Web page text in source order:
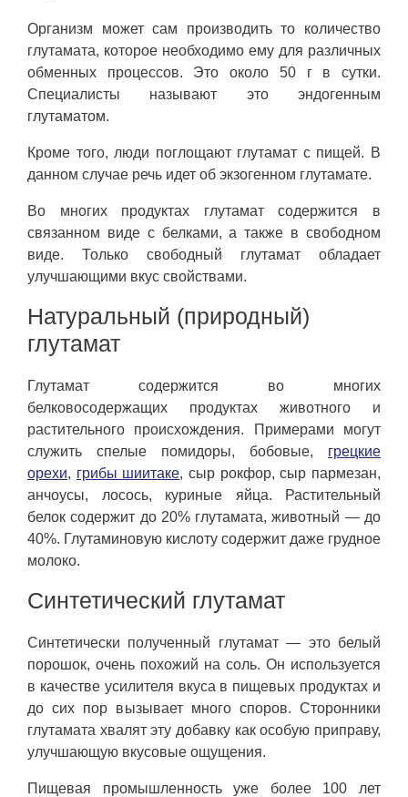
Организм может сам производить то количество
глутамата, которое необходимо ему для различных
обменных процессов. Это около 50 г в сутки.
Специалисты называют это эндогенным
глутаматом.
Кроме того, люди поглощают глутамат с пищей. В
данном случае речь идет об экзогенном глутамате.
Во многих продуктах глутамат содержится в
связанном виде с белками, а также в свободном
виде. Только свободный глутамат обладает
улучшающими вкус свойствами.
Натуральный (природный)
глутамат
Глутамат содержится во многих
белковосодержащих продуктах животного и
растительного происхождения. Примерами могут
служить спелые помидоры, бобовые, грецкие
орехи, грибы шиитаке, сыр рокфор, сыр пармезан,
анчоусы, лосось, куриные яйца. Растительный
белок содержит до 20% глутамата, животный — до
40%. Глутаминовую кислоту содержит даже грудное
молоко.
Синтетический глутамат
Синтетически полученный глутамат — это белый
порошок, очень похожий на соль. Он используется
в качестве усилителя вкуса в пищевых продуктах и
до сих пор вызывает много споров. Сторонники
глутамата хвалят эту добавку как особую приправу,
улучшающую вкусовые ощущения.
Пищевая промышленность уже более 100 лет